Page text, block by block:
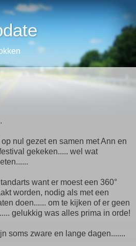
nul gezet en samen met Ann en
gekeken..... wel wat
want er moest een 360°
worden, nodig als met een
doen...... om te kijken of er geen
gelukkig was alles prima in orde!
soms zware en lange dagen.......